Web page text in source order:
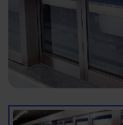
Descargas
Contacto